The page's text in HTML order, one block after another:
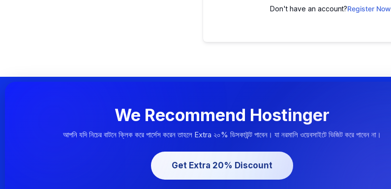
Don't have an account?Register Now
We Recommend Hostinger
আপনি যদি নিচের বাটনে ক্লিক করে পার্সেস করেন তাহলে Extra ২০% ডিসকাউন্ট পাবেন। যা নরমালি ওয়েবসাইটে ভিজিট করে পাবেন না।
Get Extra 20% Discount